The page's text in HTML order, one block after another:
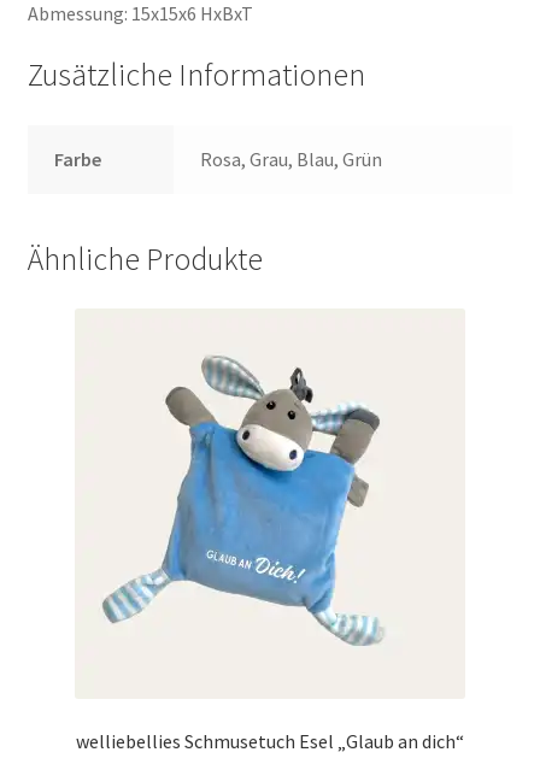
Abmessung: 15x15x6 HxBxT
Zusätzliche Informationen
Farbe Rosa, Grau, Blau, Grün
Ähnliche Produkte
welliebellies Schmusetuch Esel „Glaub an dich“